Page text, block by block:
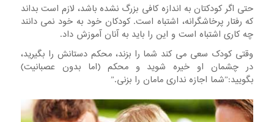
حتی اگر کودکتان به اندازه کافی بزرگ نشده باشد، لازم است بداند
که رفتار پرخاشگرانه، اشتباه است. کودکان خود به خود نمی دانند
چه کاری اشتباه است و این را باید به آنان آموزش داد.
وقتی کودک سعی می کند شما را بزند، محکم دستانش را بگیرید،
در چشمان او خیره شوید و محکم (اما بدون عصبانیت)
بگویید:”شما اجازه نداری مامان را بزنی.”